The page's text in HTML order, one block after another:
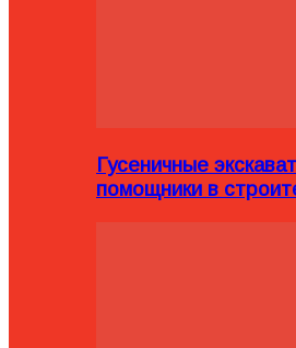
Гусеничные
помощники в